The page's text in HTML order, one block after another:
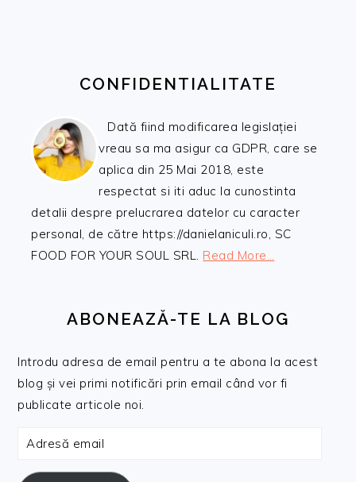
CONFIDENTIALITATE
Dată fiind modificarea legislației
vreau sa ma asigur ca GDPR, care se
aplica din 25 Mai 2018, este
respectat si iti aduc la cunostinta
detalii despre prelucrarea datelor cu caracter
personal, de către https://danielaniculi.ro, SC
FOOD FOR YOUR SOUL SRL. Read More…
ABONEAZĂ-TE LA BLOG
Introdu adresa de email pentru a te abona la acest
blog și vei primi notificări prin email când vor fi
publicate articole noi.
Adresă